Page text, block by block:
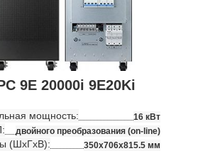
9E 20000i 9E20Ki
мощность: 16 кВт
двойного преобразования (on-line)
(ШхГхВ): 350x706x815.5 мм